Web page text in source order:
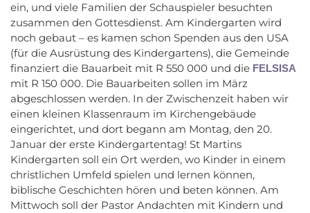
ein, und viele Familien der Schauspieler besuchten
zusammen den Gottesdienst. Am Kindergarten wird
noch gebaut – es kamen schon Spenden aus den USA
(für die Ausrüstung des Kindergartens), die Gemeinde
finanziert die Bauarbeit mit R 550 000 und die FELSISA
mit R 150 000. Die Bauarbeiten sollen im März
abgeschlossen werden. In der Zwischenzeit haben wir
einen kleinen Klassenraum im Kirchengebäude
eingerichtet, und dort begann am Montag, den 20.
Januar der erste Kindergartentag! St Martins
Kindergarten soll ein Ort werden, wo Kinder in einem
christlichen Umfeld spielen und lernen können,
biblische Geschichten hören und beten können. Am
Mittwoch soll der Pastor Andachten mit Kindern und